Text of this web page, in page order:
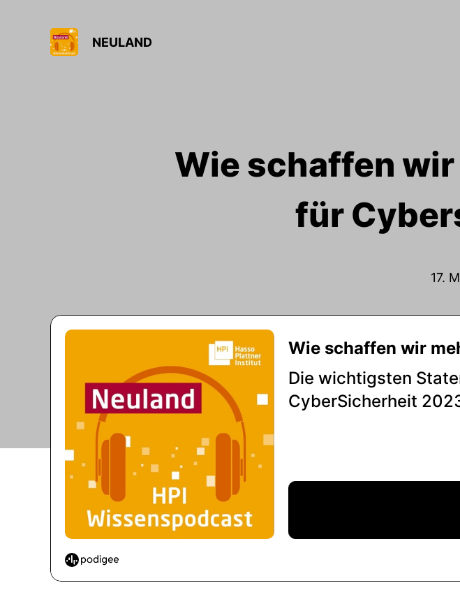
NEULAND
Wie schaffen
für
17.